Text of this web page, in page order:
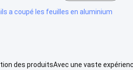
a coupé les feuilles en aluminium
des produitsAvec une vaste